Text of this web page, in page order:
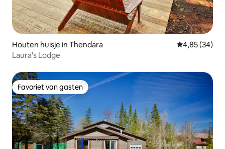
Houten huisje in Thendara Gemiddelde
4,85 (34)
Laura's Lodge
Favoriet van gasten
Favoriet van gasten